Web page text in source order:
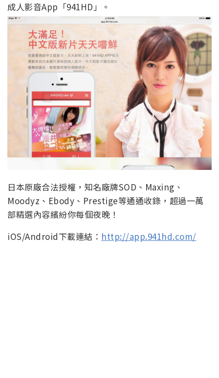
成人影音App「941HD」。
日本原廠合法授權，知名廠牌SOD、Maxing、
Moodyz、Ebody、Prestige等通通收錄，超過一萬
部精選內容繽紛你每個夜晚！
iOS/Android下載連結： http://app.941hd.com/